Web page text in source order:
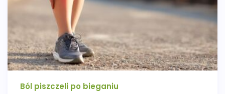
Ból piszczeli po bieganiu